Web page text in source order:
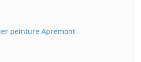
peinture Apremont